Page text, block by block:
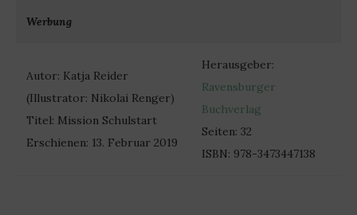
Werbung
Autor: Katja Reider
(Illustrator: Nikolai Renger)
Titel: Mission Schulstart
Erschienen: 13. Februar 2019
Herausgeber:
Ravensburger
Buchverlag
Seiten: 32
ISBN: 978-3473447138